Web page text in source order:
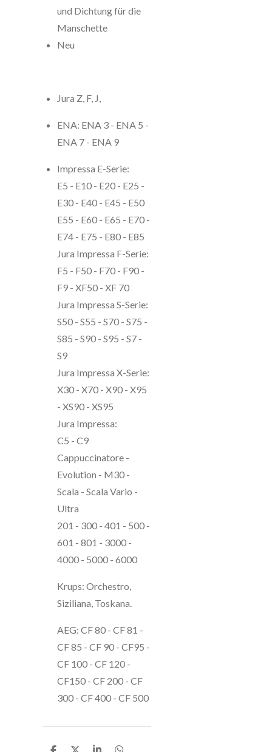
und Dichtung für die
Manschette
Neu
Jura Z, F, J,
ENA: ENA 3 - ENA 5 -
ENA 7 - ENA 9
Impressa E-Serie:
E5 - E10 - E20 - E25 -
E30 - E40 - E45 - E50
E55 - E60 - E65 - E70 -
E74 - E75 - E80 - E85
Jura Impressa F-Serie:
F5 - F50 - F70 - F90 -
F9 - XF50 - XF 70
Jura Impressa S-Serie:
S50 - S55 - S70 - S75 -
S85 - S90 - S95 - S7 -
S9
Jura Impressa X-Serie:
X30 - X70 - X90 - X95
- XS90 - XS95
Jura Impressa:
C5 - C9
Cappuccinatore -
Evolution - M30 -
Scala - Scala Vario -
Ultra
201 - 300 - 401 - 500 -
601 - 801 - 3000 -
4000 - 5000 - 6000
Krups: Orchestro,
Siziliana, Toskana.
AEG: CF 80 - CF 81 -
CF 85 - CF 90 - CF95 -
CF 100 - CF 120 -
CF150 - CF 200 - CF
300 - CF 400 - CF 500